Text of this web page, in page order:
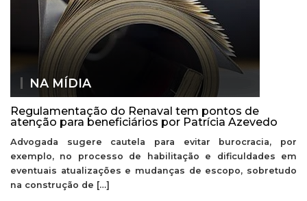
NA MÍDIA
Regulamentação do Renaval tem pontos de
atenção para beneficiários por Patrícia Azevedo
Advogada sugere cautela para evitar burocracia, por
exemplo, no processo de habilitação e dificuldades em
eventuais atualizações e mudanças de escopo, sobretudo
na construção de […]